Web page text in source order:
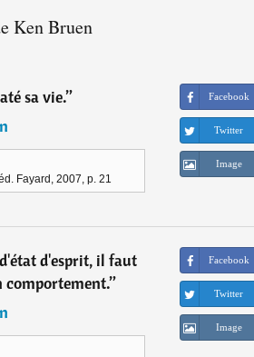
Ken Bruen
sa vie.”
Fayard, 2007, p. 21
Facebook
Twitter
Image
d'esprit, il faut
comportement.”
Facebook
Twitter
Image